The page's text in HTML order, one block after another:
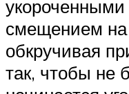
смещением на
обкручивая
так, чтобы не